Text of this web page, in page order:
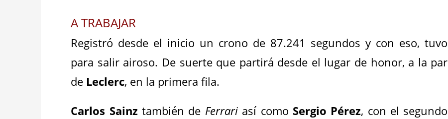
A TRABAJAR
Registró desde el inicio un crono de 87.241 segundos y con eso, tuvo
para salir airoso. De suerte que partirá desde el lugar de honor, a la par
de Leclerc, en la primera fila.
Carlos Sainz también de Ferrari así como Sergio Pérez, con el segundo